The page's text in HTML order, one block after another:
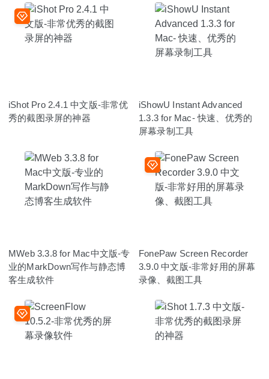
iShot Pro 2.4.1 中文版-非常优
秀的截图录屏的神器
iShowU Instant Advanced
1.3.3 for Mac- 快速、优秀的
屏幕录制工具
MWeb 3.3.8 for Mac中文版-专
业的MarkDown写作与静态博
客生成软件
FonePaw Screen Recorder
3.9.0 中文版-非常好用的屏幕
录像、截图工具